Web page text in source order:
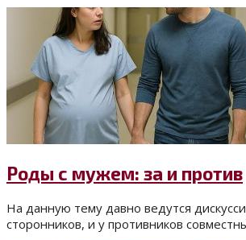
Роды с мужем: за и против
На данную тему давно ведутся
сторонников, и у противников